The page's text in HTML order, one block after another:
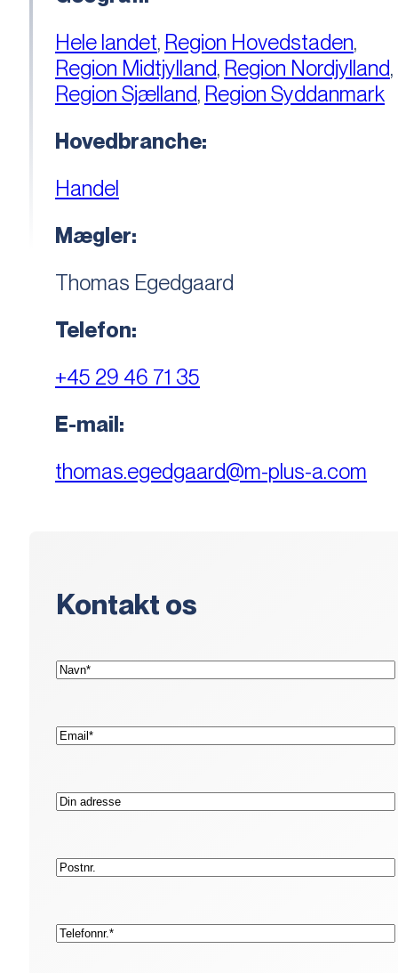
Hele landet, Region Hovedstaden,
Region Midtjylland, Region Nordjylland,
Region Sjælland, Region Syddanmark
Hovedbranche:
Handel
Mægler:
Thomas Egedgaard
Telefon:
+45 29 46 71 35
E-mail:
thomas.egedgaard@m-plus-a.com
Kontakt os
Navn*
E-
mail*
Adresse
Postnr.
Telefon*